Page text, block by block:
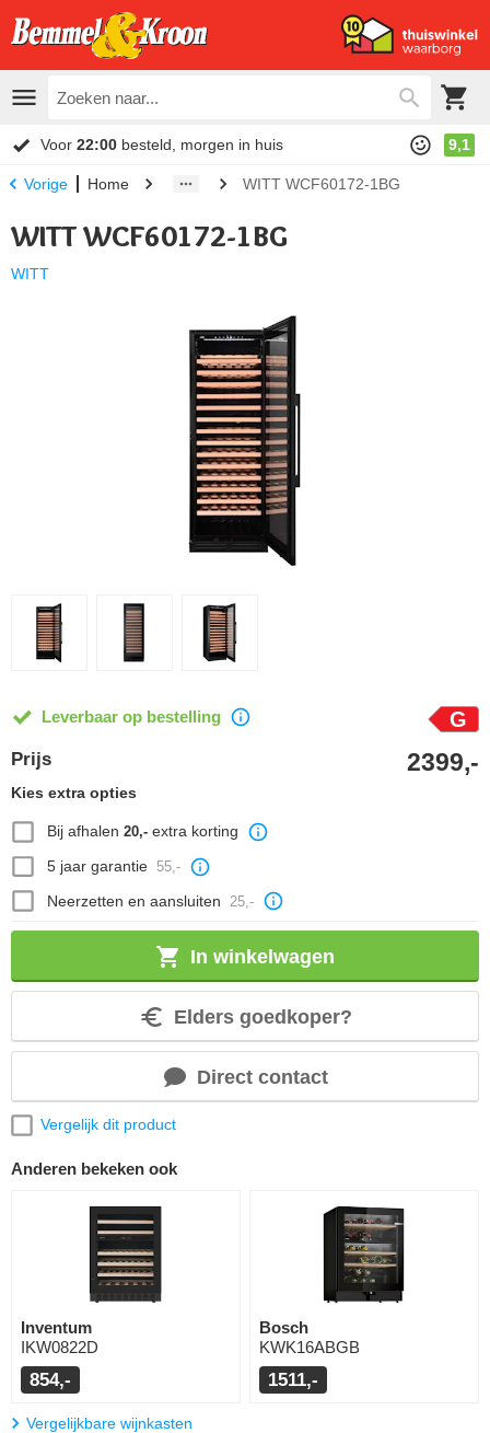
Voor 22:00 besteld, morgen in huis 9,1
Vorige Home WITT WCF60172-1BG
WITT WCF60172-1BG
WITT
Leverbaar op bestelling G
Prijs 2399,-
Kies extra opties
Bij afhalen 20,-extra korting
5 jaar garantie 55,-
Neerzetten en aansluiten 25,-
In winkelwagen
Elders goedkoper?
Direct contact
Vergelijk dit product
Anderen bekeken ook
Inventum
IKW0822D
854,-
Bosch
KWK16ABGB
1511,-
Vergelijkbare wijnkasten